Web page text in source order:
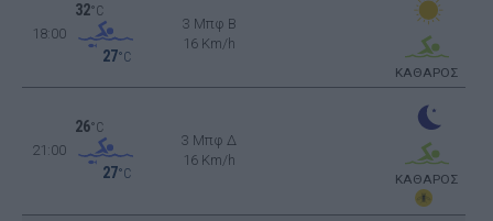
18:00
32°C
27°C
3 Μπφ B
16 Km/h
ΚΑΘΑΡΟΣ
21:00
26°C
27°C
3 Μπφ Δ
16 Km/h
ΚΑΘΑΡΟΣ